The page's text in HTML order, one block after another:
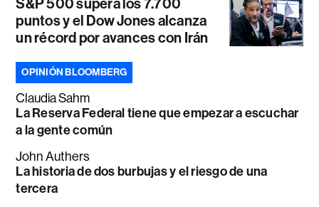
S&P 500 supera los 7.700
puntos y el Dow Jones alcanza
un récord por avances con Irán
OPINIÓN BLOOMBERG
Claudia Sahm
La Reserva Federal tiene que empezar a escuchar
a la gente común
John Authers
La historia de dos burbujas y el riesgo de una
tercera